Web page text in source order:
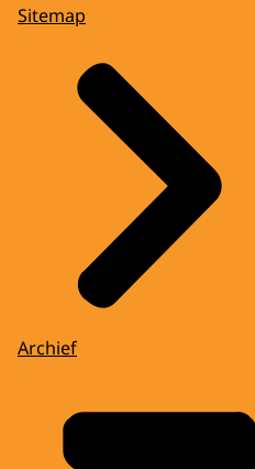
Sitemap
Archief